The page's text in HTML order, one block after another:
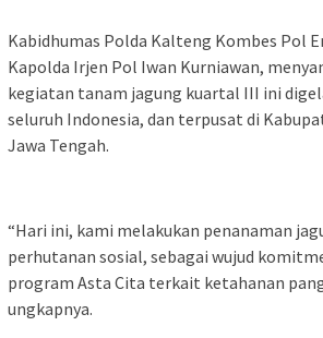
Kabidhumas Polda Kalteng Kombes Pol
Kapolda Irjen Pol Iwan Kurniawan,
kegiatan tanam jagung kuartal III ini
seluruh Indonesia, dan terpusat di
Jawa Tengah.
“Hari ini, kami melakukan penanaman
perhutanan sosial, sebagai wujud
program Asta Cita terkait ketahanan
ungkapnya.